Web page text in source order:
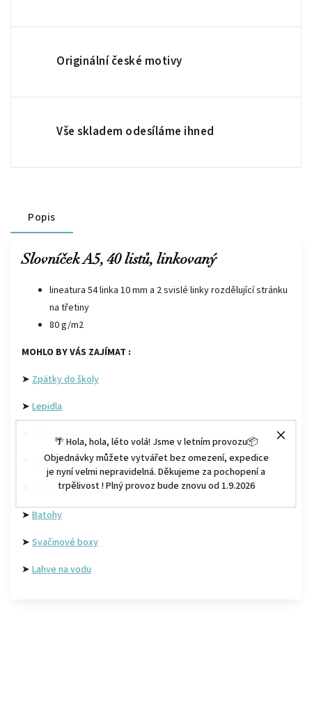
🌴 Hola, hola, léto volá! Jsme v letním provozu📦
Objednávky můžete vytvářet bez omezení, expedice
je nyní velmi nepravidelná. Děkujeme za pochopení a
trpělivost ! Plný provoz bude znovu od 1.9.2026
Originální české motivy
Vše skladem odesíláme ihned
Popis
Slovníček A5, 40 listů, linkovaný
lineatura 54 linka 10 mm a 2 svislé linky rozdělující stránku
na třetiny
80 g/m2
MOHLO BY VÁS ZAJÍMAT :
➤ Zpátky do školy
➤ Lepidla
Psací potřeby
Výtvarná výchova
➤ Batohy
➤ Svačinové boxy
➤ Lahve na vodu